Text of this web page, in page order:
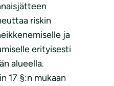
riskin
ja
erityisesti
alueella.
17 §:n mukaan